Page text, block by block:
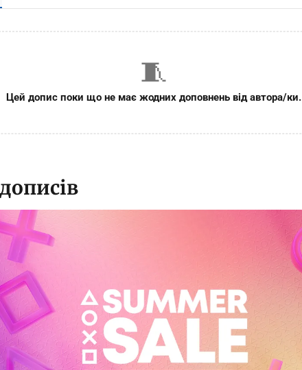
🧵
Цей допис поки що не має жодних доповнень від автора/ки.